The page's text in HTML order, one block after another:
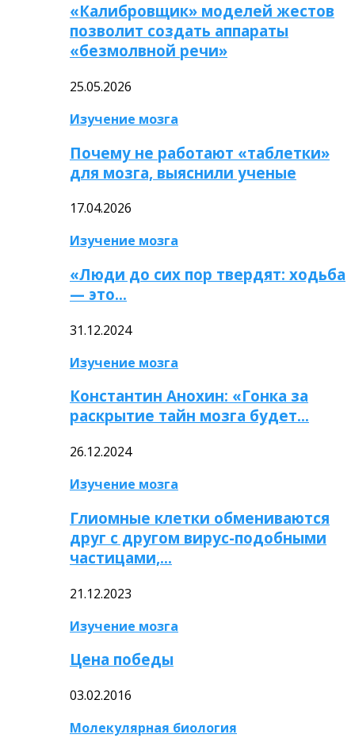
«Калибровщик» моделей жестов
позволит создать аппараты
«безмолвной речи»
25.05.2026
Изучение мозга
Почему не работают «таблетки»
для мозга, выяснили ученые
17.04.2026
Изучение мозга
«Люди до сих пор твердят: ходьба
— это…
31.12.2024
Изучение мозга
Константин Анохин: «Гонка за
раскрытие тайн мозга будет…
26.12.2024
Изучение мозга
Глиомные клетки обмениваются
друг с другом вирус-подобными
частицами,…
21.12.2023
Изучение мозга
Цена победы
03.02.2016
Молекулярная биология